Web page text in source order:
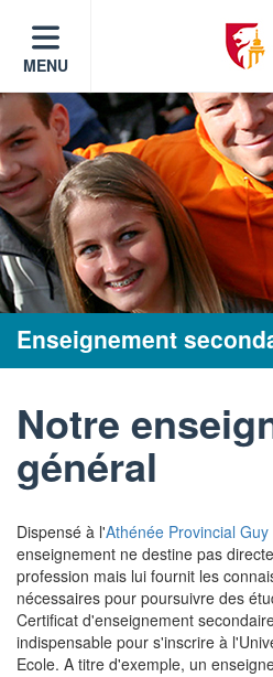
MENU
Enseignement
Notre
général
Dispensé à l'Athénée Provincial
enseignement ne destine pas
profession mais lui fournit les
nécessaires pour poursuivre des
Certificat d'enseignement
indispensable pour s'inscrire à
Ecole. A titre d'exemple, un